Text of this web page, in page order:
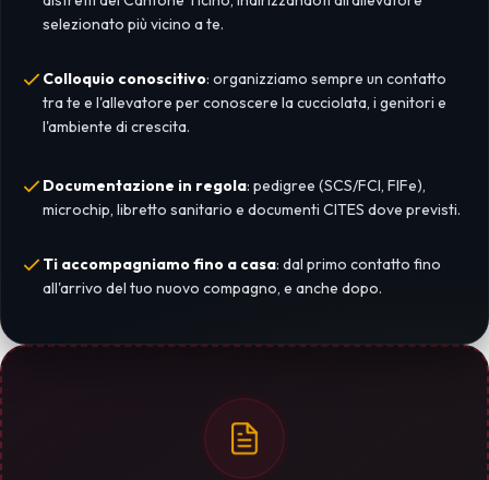
selezionato più vicino a te.
Colloquio conoscitivo: organizziamo sempre un contatto
tra te e l'allevatore per conoscere la cucciolata, i genitori e
l'ambiente di crescita.
Documentazione in regola: pedigree (SCS/FCI, FIFe),
microchip, libretto sanitario e documenti CITES dove previsti.
Ti accompagniamo fino a casa: dal primo contatto fino
all'arrivo del tuo nuovo compagno, e anche dopo.